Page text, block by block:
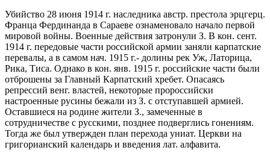
Убийство 28 июня 1914 г. наследника австр. престола эрцгерц.
Франца Фердинанда в Сараеве ознаменовало начало первой
мировой войны. Военные действия затронули З. В кон. сент.
1914 г. передовые части российской армии заняли карпатские
перевалы, а в самом нач. 1915 г.- долины рек Уж, Латорица,
Рика, Тиса. Однако в кон. янв. 1915 г. российские части были
отброшены за Главный Карпатский хребет. Опасаясь
репрессий венг. властей, некоторые пророссийски
настроенные русины бежали из З. с отступавшей армией.
Оставшиеся на родине жители З., замеченные в
сотрудничестве с русскими, позднее подверглись гонениям.
Тогда же был утвержден план перехода униат. Церкви на
григорианский календарь и введения лат. алфавита.